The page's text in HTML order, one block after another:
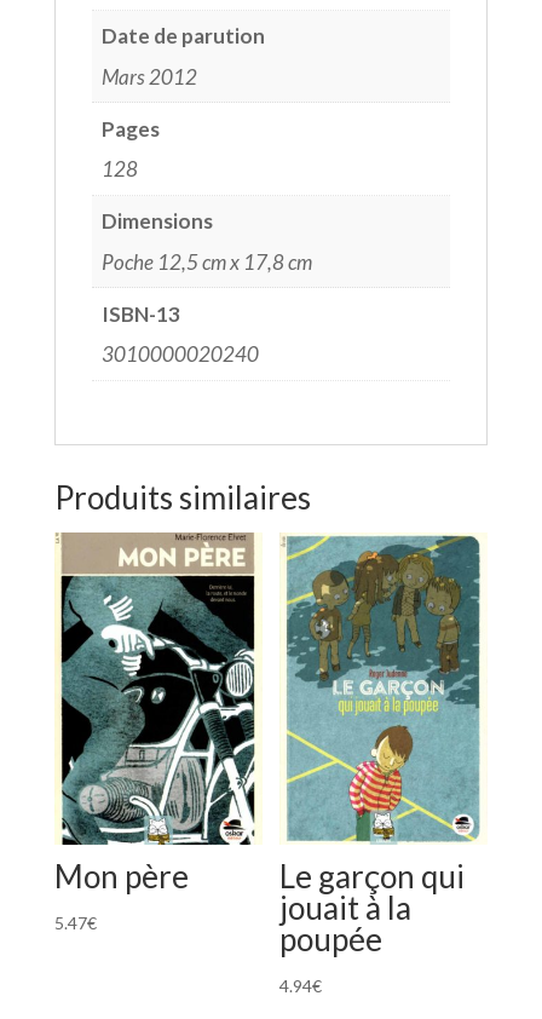
Date de parution
Mars 2012
Pages
128
Dimensions
Poche 12,5 cm x 17,8 cm
ISBN-13
3010000020240
Produits similaires
Mon père
5.47€
Le garçon qui
jouait à la
poupée
4.94€